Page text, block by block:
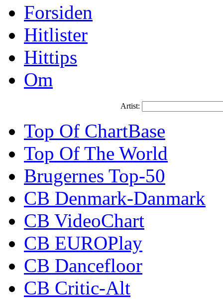
Forsiden
Hitlister
Hittips
Om
Artist:
Top Of ChartBase
Top Of The World
Brugernes Top-50
CB Denmark-Danmark
CB VideoChart
CB EUROPlay
CB Dancefloor
CB Critic-Alt